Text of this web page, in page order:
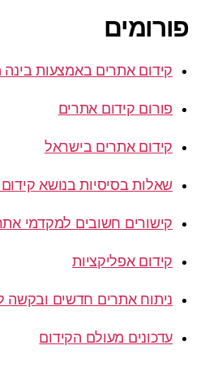
פורומים
קידום אתרים באמצעות בינה
פורום קידום אתרים
קידום אתרים בישראל
שאלות בסיסיות בנושא
קישורים חשובים למקדמי
קידום אפליקציות
ניתוח אתרים חדשים ובקשה
עדכונים מעולם הקידום